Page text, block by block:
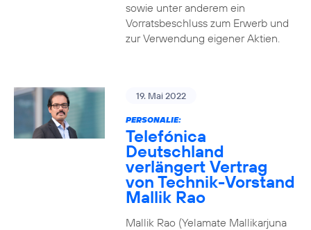
sowie unter anderem ein
Vorratsbeschluss zum Erwerb und
zur Verwendung eigener Aktien.
19. Mai 2022
PERSONALIE:
Telefónica
Deutschland
verlängert Vertrag
von Technik-Vorstand
Mallik Rao
Mallik Rao (Yelamate Mallikarjuna